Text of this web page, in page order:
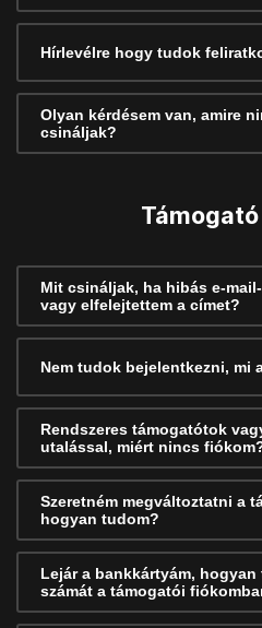
Hírlevélre hogy tudok
Olyan kérdésem van, amire
csináljak?
Mit csináljak, ha hibás e-
vagy elfelejtettem a címet?
Nem tudok bejelentkezni, mi
Rendszeres támogatótok
utalással, miért nincs
Szeretném megváltoztatni a
hogyan tudom?
Lejár a bankkártyám,
számát a támogatói